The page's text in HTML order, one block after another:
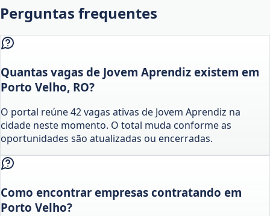
Perguntas frequentes
Quantas vagas de Jovem Aprendiz existem em
Porto Velho, RO?
O portal reúne 42 vagas ativas de Jovem Aprendiz na
cidade neste momento. O total muda conforme as
oportunidades são atualizadas ou encerradas.
Como encontrar empresas contratando em
Porto Velho?